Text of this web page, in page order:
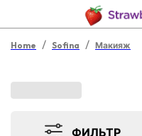
Home / Sofina / Макияж
ФИЛЬТР